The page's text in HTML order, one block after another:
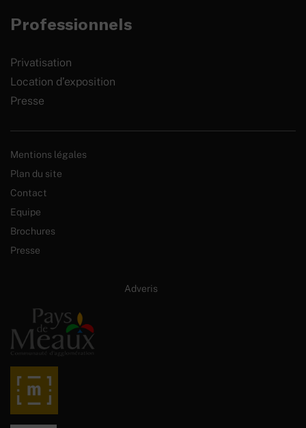
Professionnels
Privatisation
Location d’exposition
Presse
Mentions légales
Plan du site
Contact
Equipe
Brochures
Presse
Adveris